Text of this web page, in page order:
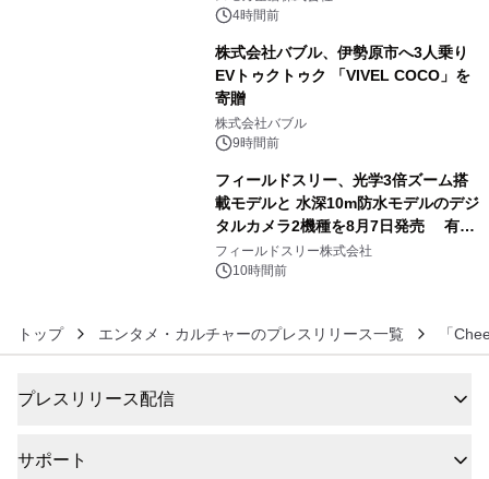
4時間前
株式会社バブル、伊勢原市へ3人乗り
EVトゥクトゥク 「VIVEL COCO」を
寄贈
株式会社バブル
9時間前
フィールドスリー、光学3倍ズーム搭
載モデルと 水深10m防水モデルのデジ
タルカメラ2機種を8月7日発売 有効
約1300万画素、用途別に選べるコンデ
ジ新登場
フィールドスリー株式会社
10時間前
トップ エンタメ・カルチャーのプレスリリース一覧 「
プレスリリース配信
サポート